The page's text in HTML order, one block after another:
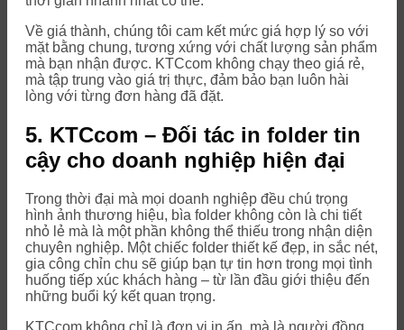
Về giá thành, chúng tôi cam kết mức giá hợp lý so với
mặt bằng chung, tương xứng với chất lượng sản phẩm
mà bạn nhận được. KTCcom không chạy theo giá rẻ,
mà tập trung vào giá trị thực, đảm bảo bạn luôn hài
lòng với từng đơn hàng đã đặt.
5. KTCcom – Đối tác in folder tin
cậy cho doanh nghiệp hiện đại
Trong thời đại mà mọi doanh nghiệp đều chú trọng
hình ảnh thương hiệu, bìa folder không còn là chi tiết
nhỏ lẻ mà là một phần không thể thiếu trong nhận diện
chuyên nghiệp. Một chiếc folder thiết kế đẹp, in sắc nét,
gia công chỉn chu sẽ giúp bạn tự tin hơn trong mọi tình
huống tiếp xúc khách hàng – từ lần đầu giới thiệu đến
những buổi ký kết quan trọng.
KTCcom không chỉ là đơn vị in ấn, mà là người đồng